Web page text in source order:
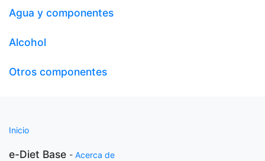
Agua y componentes
Alcohol
Otros componentes
Inicio
e-Diet Base - Acerca de